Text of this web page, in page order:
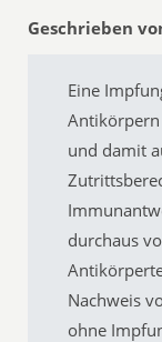
Geschrieben
Eine
und damit
durchaus
Nachweis
ohne